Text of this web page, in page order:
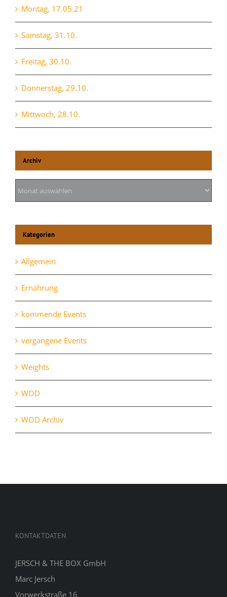
Montag, 17.05.21
Samstag, 31.10.
Freitag, 30.10.
Donnerstag, 29.10.
Mittwoch, 28.10.
Archiv
Archiv
Kategorien
Allgemein
Ernährung
kommende Events
vergangene Events
Weights
WOD
WOD Archiv
KONTAKTDATEN
JERSCH & THE BOX GmbH
Marc Jersch
Vorwerkstraße 16